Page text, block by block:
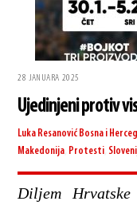
28 JANUARA 2025
Ujedinjeni protiv
Luka Resanović Bosna i
Makedonija Protesti
Diljem